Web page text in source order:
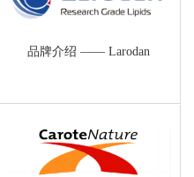
品牌介绍 —— Larodan